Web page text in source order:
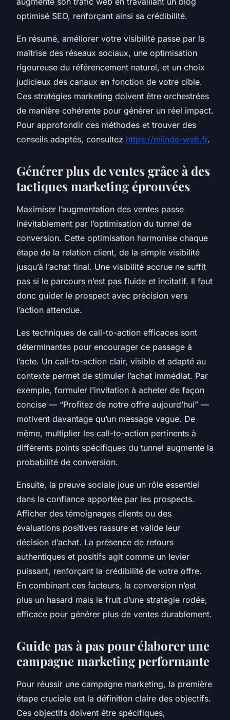
optimisé SEO, renforçant ainsi sa crédibilité.
En résumé, améliorer votre visibilité passe par la
maîtrise des réseaux sociaux, une optimisation
rigoureuse du référencement naturel, et un choix
judicieux des canaux en fonction de votre cible.
Ces stratégies marketing doivent être orchestrées
de manière cohérente pour générer un réel impact.
Pour approfondir ces méthodes et trouver des
conseils adaptés, consultez https://miinde-web.fr.
Générer plus de ventes grâce à des
tactiques marketing éprouvées
Maximiser l’augmentation des ventes passe
inévitablement par l’optimisation du tunnel de
conversion. Cette optimisation harmonise chaque
étape de la relation client, de la simple visibilité
jusqu’à l’achat final. Une visibilité accrue ne suffit
pas si le parcours n’est pas fluide et incitatif. Il faut
donc guider le prospect avec précision vers
l’action attendue.
Les techniques de call-to-action efficaces sont
déterminantes pour encourager ce passage à
l’acte. Un call-to-action clair, visible et adapté au
contexte permet de stimuler l’achat immédiat. Par
exemple, formuler l’invitation à acheter de façon
concise — “Profitez de notre offre aujourd’hui” —
motivent davantage qu’un message vague. De
même, multiplier les call-to-action pertinents à
différents points spécifiques du tunnel augmente la
probabilité de conversion.
Ensuite, la preuve sociale joue un rôle essentiel
dans la confiance apportée par les prospects.
Afficher des témoignages clients ou des
évaluations positives rassure et valide leur
décision d’achat. La présence de retours
authentiques et positifs agit comme un levier
puissant, renforçant la crédibilité de votre offre.
En combinant ces facteurs, la conversion n’est
plus un hasard mais le fruit d’une stratégie rodée,
efficace pour générer plus de ventes durablement.
Guide pas à pas pour élaborer une
campagne marketing performante
Pour réussir une campagne marketing, la première
étape cruciale est la définition claire des objectifs.
Ces objectifs doivent être spécifiques,